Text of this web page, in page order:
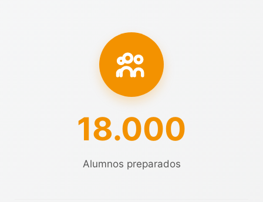
18.000
Alumnos preparados